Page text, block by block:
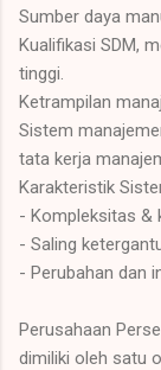
Sumber daya
Kualifikasi SDM,
tinggi.
Ketrampilan
Sistem
tata kerja
Karakteristik
- Kompleksitas &
- Saling
- Perubahan dan
Perusahaan
dimiliki oleh satu